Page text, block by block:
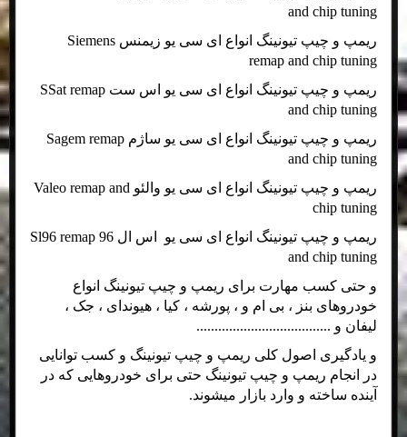
and chip tuning
ریمپ و چیپ تیونینگ انواع ای سی یو زیمنس Siemens
remap and chip tuning
ریمپ و چیپ تیونینگ انواع ای سی یو اس ست SSat remap
and chip tuning
ریمپ و چیپ تیونینگ انواع ای سی یو ساژم Sagem remap
and chip tuning
ریمپ و چیپ تیونینگ انواع ای سی یو والئو Valeo remap and
chip tuning
ریمپ و چیپ تیونینگ انواع ای سی یو اس ال 96 Sl96 remap
and chip tuning
و حتی کسب مهارت برای ریمپ و چیپ تیونینگ انواع
خودروهای بنز ، بی ام و ، پورشه ، کیا ، هیوندای ، جک ،
لیفان و .....................................
و یادگیری اصول کلی ریمپ و چیپ تیونینگ و کسب توانایی
در انجام ریمپ و چیپ تیونینگ حتی برای خودروهایی که در
آینده ساخته و وارد بازار میشوند.